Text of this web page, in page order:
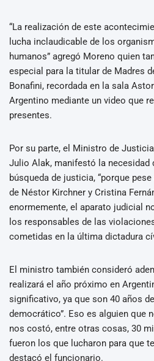
“La realización de este
lucha inclaudicable de los
humanos” agregó Moreno quien
especial para la titular de Madres
Bonafini, recordada en la sala
Argentino mediante un video que
presentes.
Por su parte, el Ministro de
Julio Alak, manifestó la necesidad
búsqueda de justicia, “porque
de Néstor Kirchner y Cristina
enormemente, el aparato judicial
los responsables de las
cometidas en la última dictadura
El ministro también consideró
realizará el año próximo en
significativo, ya que son 40 años
democrático”. Eso es alguien que
nos costó, entre otras cosas, 30
fueron los que lucharon para que
destacó el funcionario.